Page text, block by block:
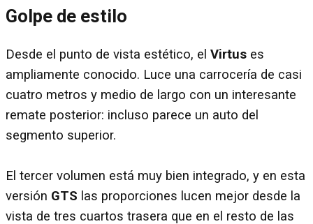
Golpe de estilo
Desde el punto de vista estético, el Virtus es
ampliamente conocido. Luce una carrocería de casi
cuatro metros y medio de largo con un interesante
remate posterior: incluso parece un auto del
segmento superior.
El tercer volumen está muy bien integrado, y en esta
versión GTS las proporciones lucen mejor desde la
vista de tres cuartos trasera que en el resto de las